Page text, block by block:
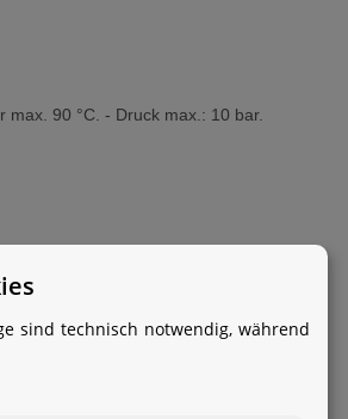
90 °C. - Druck max.: 10 bar.
Ihr WhatsApp-Kontakt zum
sind technisch notwendig, während